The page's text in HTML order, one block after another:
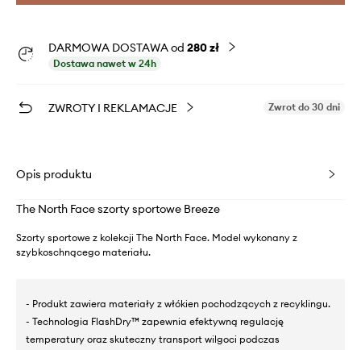
DARMOWA DOSTAWA od 280 zł
Dostawa nawet w 24h
ZWROTY I REKLAMACJE Zwrot do 30 dni
Opis produktu
The North Face szorty sportowe Breeze
Szorty sportowe z kolekcji The North Face. Model wykonany z
szybkoschnącego materiału.
- Produkt zawiera materiały z włókien pochodzących z recyklingu.
- Technologia FlashDry™ zapewnia efektywną regulację
temperatury oraz skuteczny transport wilgoci podczas